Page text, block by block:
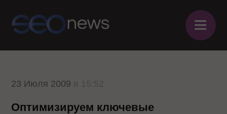
≡
23 Июля 2009
Оптимизируем ключевые